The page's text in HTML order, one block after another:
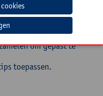
en
lln, collega’s, …
om gepast te
toepassen.